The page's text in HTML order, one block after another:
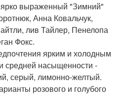
выраженный "Зимний"
Анна Ковальчук,
лив Тайлер, Пенелопа
Фокс.
ярким и холодным
средней насыщенности -
серый, лимонно-желтый.
розового и голубого